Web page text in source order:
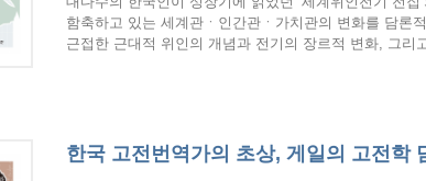
함축하고 있는 세계관ㆍ인간관ㆍ가치관의 변화를 담론
근접한 근대적 위인의 개념과 전기의 장르적 변화, 그리
한국 고전번역가의 초상, 게일의 고전학